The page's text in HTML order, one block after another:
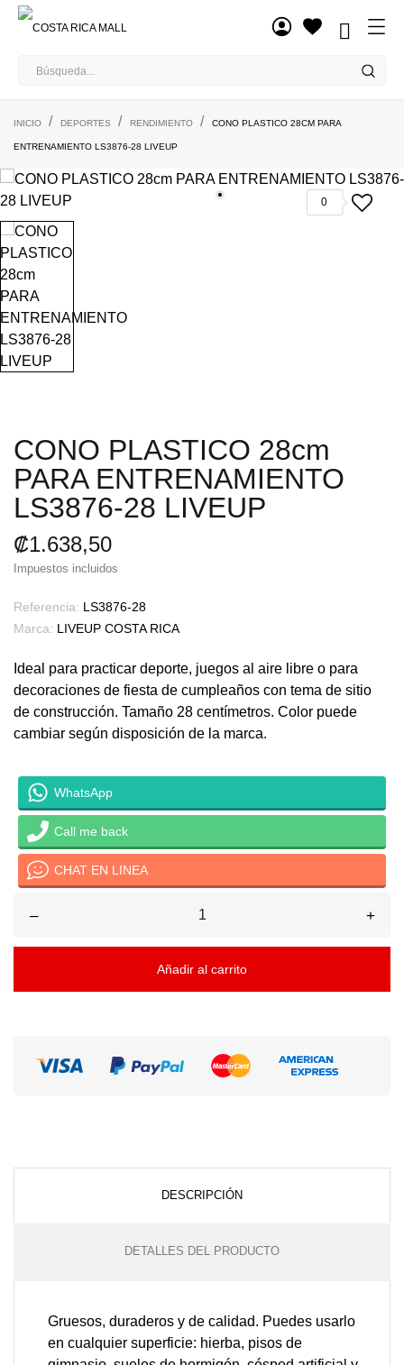

INICIO DEPORTES RENDIMIENTO CONO PLASTICO 28CM PARA
ENTRENAMIENTO LS3876-28 LIVEUP
0
CONO PLASTICO 28cm
PARA ENTRENAMIENTO
LS3876-28 LIVEUP
₡1.638,50
Impuestos incluidos
Referencia: LS3876-28
Marca: LIVEUP COSTA RICA
Ideal para practicar deporte, juegos al aire libre o para
decoraciones de fiesta de cumpleaños con tema de sitio
de construcción. Tamaño 28 centímetros. Color puede
cambiar según disposición de la marca.
WhatsApp
Call me back
CHAT EN LINEA
– +
Añadir al carrito
DESCRIPCIÓN
DETALLES DEL PRODUCTO
Gruesos, duraderos y de calidad. Puedes usarlo
en cualquier superficie: hierba, pisos de